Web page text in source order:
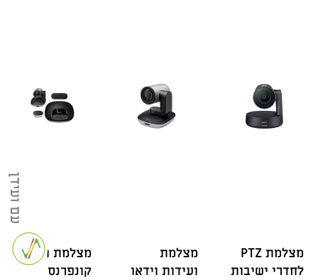
עם ועידן
מצלמת PTZ
לחדרי ישיבות
מצלמת
ועידות וידאו
מצלמת וידאו
קונפרנס